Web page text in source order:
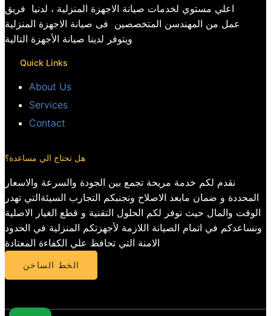
اعلي مستوي لخدمات صيانة الاجهزة المنزلية ، لدنيا فريق
عمل من المهندسن المتخصصين فى صيانة الاجهزة المنزلية
ويتوفر لدينا صيانة الأجهزة التالية
Quick Links
About Us
Services
Contact
هل تحتاج الي مساعدة؟
نقدم لكم خدمة مريحة تجمع بين الجودة والسرعة والاسعار
المحددة و ضمان مابعد الاصلاح ونجنبكم التجارب السيئةالتي تهدر
الوقت والمال حيث نوفر لكم الحلول التقنية و قطع الغيار الاصلية
ونساعدكم في اتمام الصيانة اللازمة لأجهزتكم المنزلية في الحدود
الامنة التي تحافظ علي الكفاءة المعتادة
الخط الساخن